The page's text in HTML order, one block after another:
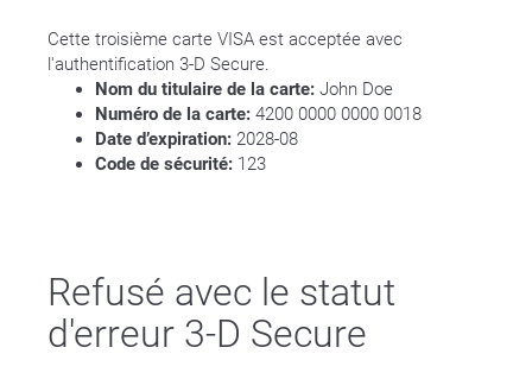
Cette troisième carte VISA est acceptée avec
l'authentification 3-D Secure.
Nom du titulaire de la carte: John Doe
Numéro de la carte: 4200 0000 0000 0018
Date d’expiration: 2028-08
Code de sécurité: 123
Refusé avec le statut
d'erreur 3-D Secure